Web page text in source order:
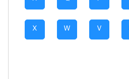
V
W
X